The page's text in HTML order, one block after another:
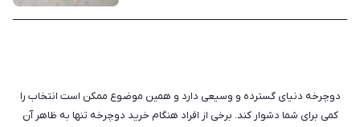
دوچرخه دنیای گسترده و وسیعی دارد و همین موضوع ممکن است انتخاب را
کمی برای شما دشوار کند. برخی از افراد هنگام خرید دوچرخه تنها به ظاهر آن